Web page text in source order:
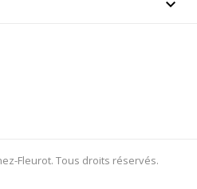

Fleurot. Tous droits réservés.